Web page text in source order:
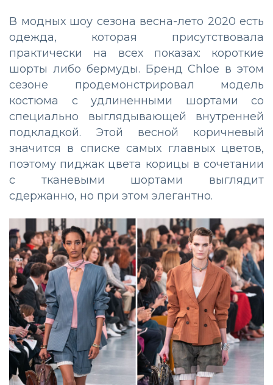
В модных шоу сезона весна-лето 2020 есть
одежда, которая присутствовала
практически на всех показах: короткие
шорты либо бермуды. Бренд Chloe в этом
сезоне продемонстрировал модель
костюма с удлиненными шортами со
специально выглядывающей внутренней
подкладкой. Этой весной коричневый
значится в списке самых главных цветов,
поэтому пиджак цвета корицы в сочетании
с тканевыми шортами выглядит
сдержанно, но при этом элегантно.